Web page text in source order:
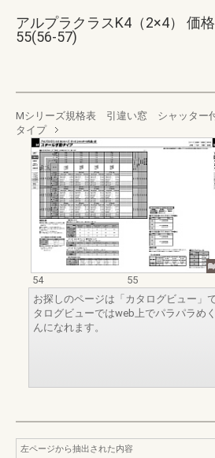
アルプラクラスK4（2×4） 価
55(56-57)
Mシリーズ規格表 引違い窓 シャッター
タイプ
54
55
お探しのページは「カタログビュー」
タログビューではweb上でパラパラめ
んになれます。
左ページから抽出された内容